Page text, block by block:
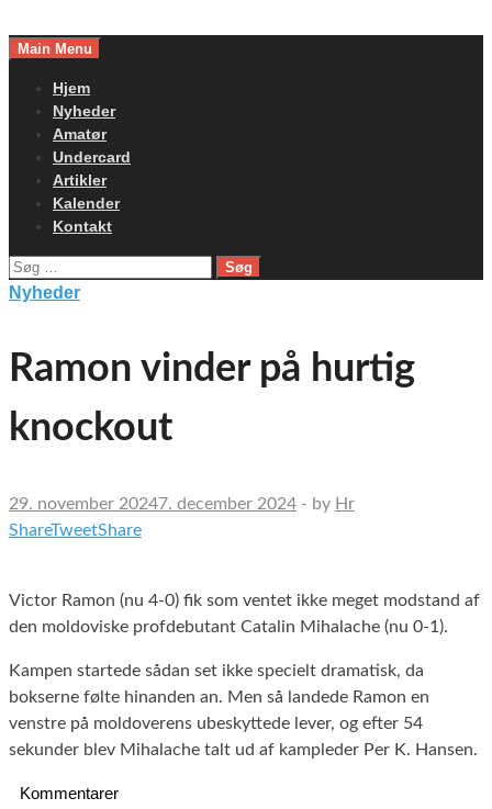
toMain Menu
Hjem
Nyheder
Amatør
Undercard
Artikler
Kalender
Kontakt
Søg
efter:
Nyheder
Ramon vinder på hurtig
knockout
29. november 20247. december 2024 - by Hr
ShareTweetShare
Victor Ramon (nu 4-0) fik som ventet ikke meget modstand af
den moldoviske profdebutant Catalin Mihalache (nu 0-1).
Kampen startede sådan set ikke specielt dramatisk, da
bokserne følte hinanden an. Men så landede Ramon en
venstre på moldoverens ubeskyttede lever, og efter 54
sekunder blev Mihalache talt ud af kampleder Per K. Hansen.
Kommentarer